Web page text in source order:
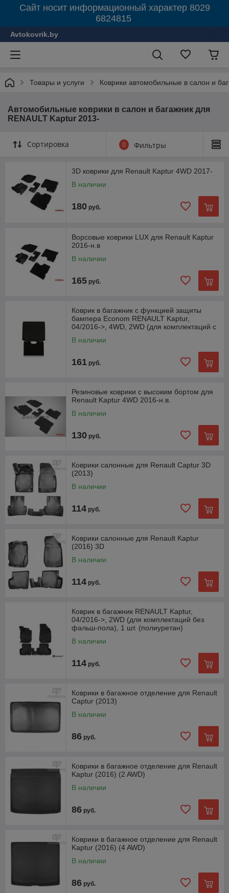
Сайт носит информационный характер 8029
6824815
Avtokovrik.by
Товары и услуги Коврики автомобильные в салон и
Автомобильные коврики в салон и багажник для
RENAULT Kaptur 2013-
Сортировка 0 Фильтры
3D коврики для Renault Kaptur 4WD 2017-
В наличии
180 руб.
Ворсовые коврики LUX для Renault Kaptur
2016-н.в
В наличии
165 руб.
Коврик в багажник с функцией защиты
бампера Econom RENAULT Kaptur,
04/2016->, 4WD, 2WD (для комплектаций с
В наличии
161 руб.
Резиновые коврики с высоким бортом для
Renault Kaptur 4WD 2016-н.в.
В наличии
130 руб.
Коврики салонные для Renault Captur 3D
(2013)
В наличии
114 руб.
Коврики салонные для Renault Kaptur
(2016) 3D
В наличии
114 руб.
Коврик в багажник RENAULT Kaptur,
04/2016->, 2WD (для комплектаций без
фальш-пола), 1 шт. (полиуретан)
В наличии
114 руб.
Коврики в багажное отделение для Renault
Captur (2013)
В наличии
86 руб.
Коврики в багажное отделение для Renault
Kaptur (2016) (2 AWD)
В наличии
86 руб.
Коврики в багажное отделение для Renault
Kaptur (2016) (4 AWD)
В наличии
86 руб.